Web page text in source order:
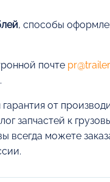
, способы
почте
.
от
запчастей к
всегда можете